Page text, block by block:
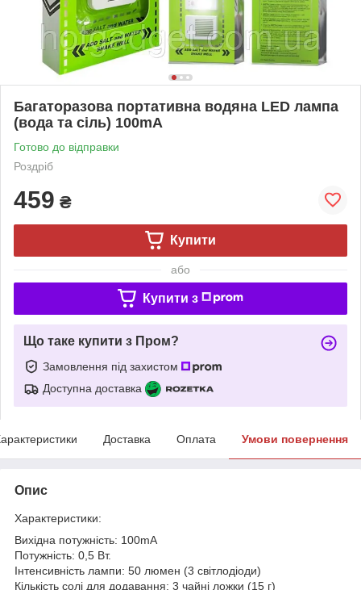
Багаторазова портативна водяна LED лампа
(вода та сіль) 100mA
Готово до відправки
Роздріб
459 ₴
Купити
або
Купити з
Що таке купити з Пром?
Замовлення під захистом
Доступна доставка
Доставка Оплата Умови повернення
Опис
Характеристики:
Вихідна потужність: 100mA
Потужність: 0,5 Вт.
Інтенсивність лампи: 50 люмен (3 світлодіоди)
Кількість солі для додавання: 3 чайні ложки (15 г)